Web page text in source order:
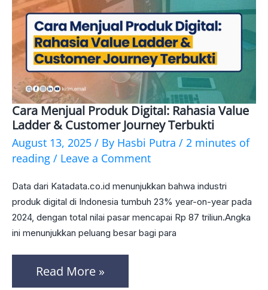
Cara Menjual Produk Digital: Rahasia Value
Ladder & Customer Journey Terbukti
August 13, 2025 / By Hasbi Putra / 2 minutes of
reading / Leave a Comment
Data dari Katadata.co.id menunjukkan bahwa industri
produk digital di Indonesia tumbuh 23% year-on-year pada
2024, dengan total nilai pasar mencapai Rp 87 triliun.Angka
ini menunjukkan peluang besar bagi para
Cara
Menjual
Produk
Rahasia
Value
Ladder
&
Customer
Read More »